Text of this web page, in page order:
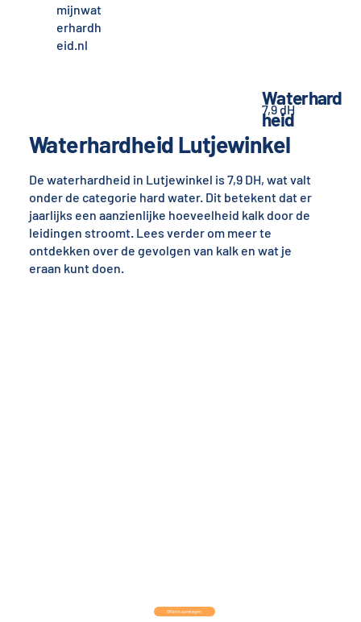
mijnwat
erhardh
eid.nl
Waterhardheid Lutjewinkel
De waterhardheid in Lutjewinkel is 7,9 DH, wat valt
onder de categorie hard water. Dit betekent dat er
jaarlijks een aanzienlijke hoeveelheid kalk door de
leidingen stroomt. Lees verder om meer te
ontdekken over de gevolgen van kalk en wat je
eraan kunt doen.
Waterhard
heid
7,9 dH
Offerte aanvragen